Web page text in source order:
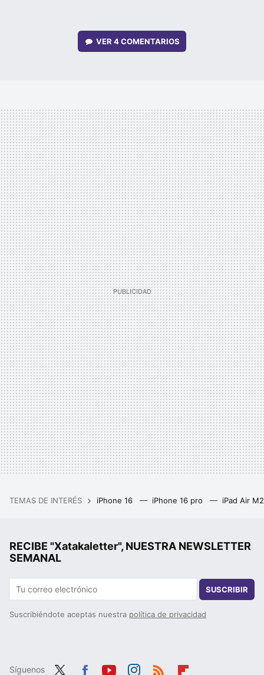
VER 4 COMENTARIOS
TEMAS DE INTERÉS iPhone 16 iPhone 16 pro iPad Air
RECIBE "Xatakaletter", NUESTRA NEWSLETTER
SEMANAL
SUSCRIBIR
Suscribiéndote aceptas nuestra política de privacidad
Síguenos